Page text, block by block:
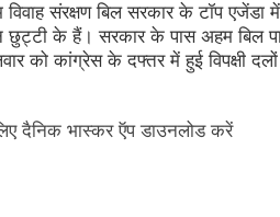
विवाह संरक्षण बिल सरकार के टॉप
के हैं। सरकार के पास अहम बिल
को कांग्रेस के दफ्तर में हुई विपक्षी
दैनिक भास्कर ऍप डाउनलोड करें